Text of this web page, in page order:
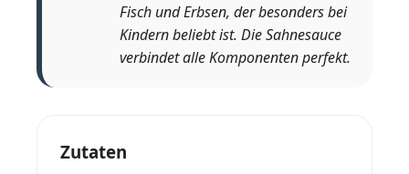
Fisch und Erbsen, der besonders bei
Kindern beliebt ist. Die Sahnesauce
verbindet alle Komponenten perfekt.
Zutaten